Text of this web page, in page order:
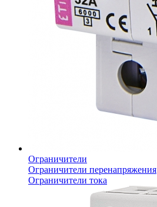
Ограничители
Ограничители перенапряжения
Ограничители тока